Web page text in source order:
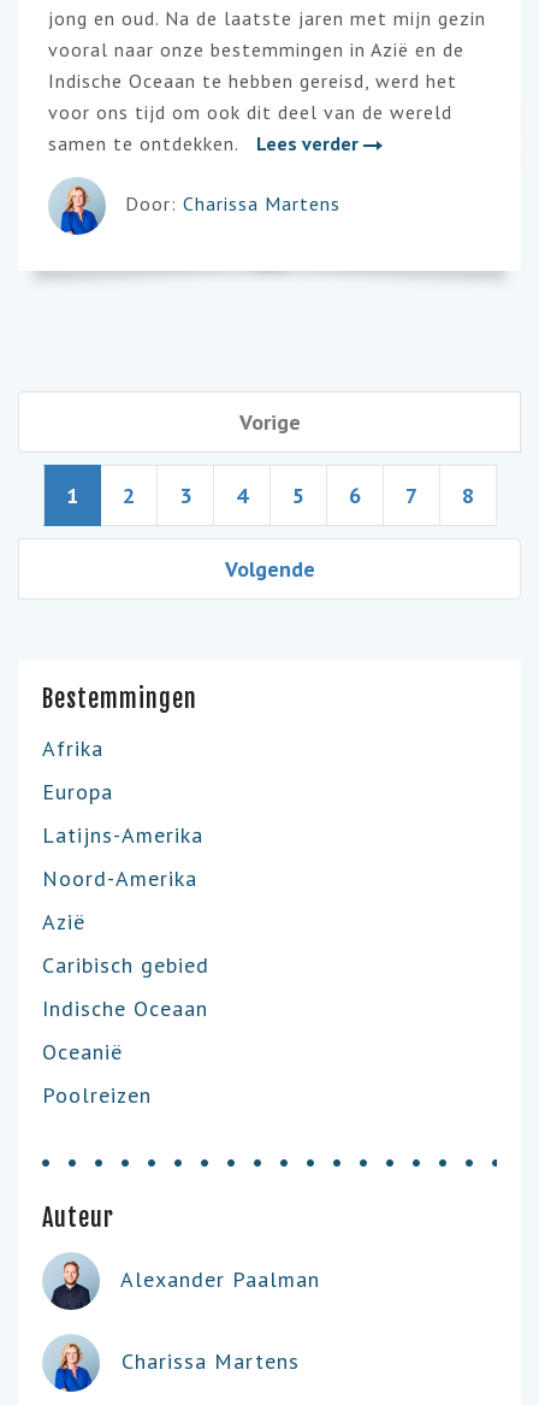
jong en oud. Na de laatste jaren met mijn gezin
vooral naar onze bestemmingen in Azië en de
Indische Oceaan te hebben gereisd, werd het
voor ons tijd om ook dit deel van de wereld
samen te ontdekken.
Lees verder
Door: Charissa Martens
Vorige
1 2 3 4 5 6 7 8
Volgende
Bestemmingen
Afrika
Europa
Latijns-Amerika
Noord-Amerika
Azië
Caribisch gebied
Indische Oceaan
Oceanië
Poolreizen
Auteur
Alexander Paalman
Charissa Martens